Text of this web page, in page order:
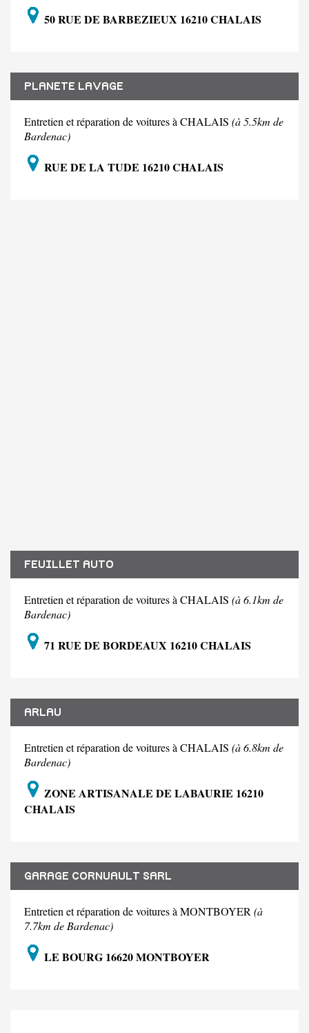
50 RUE DE BARBEZIEUX 16210 CHALAIS
PLANETE LAVAGE
Entretien et réparation de voitures à CHALAIS (à 5.5km de
Bardenac)
RUE DE LA TUDE 16210 CHALAIS
FEUILLET AUTO
Entretien et réparation de voitures à CHALAIS (à 6.1km de
Bardenac)
71 RUE DE BORDEAUX 16210 CHALAIS
ARLAU
Entretien et réparation de voitures à CHALAIS (à 6.8km de
Bardenac)
ZONE ARTISANALE DE LABAURIE 16210
CHALAIS
GARAGE CORNUAULT SARL
Entretien et réparation de voitures à MONTBOYER (à
7.7km de Bardenac)
LE BOURG 16620 MONTBOYER